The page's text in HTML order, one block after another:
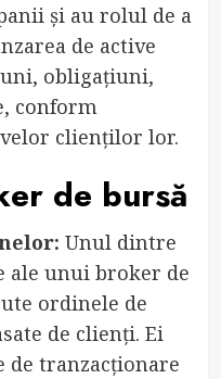
și au rolul de a
de active
obligațiuni,
conform
clienților lor.
de bursă
Unul dintre
unui broker de
ordinele de
de clienți. Ei
de tranzacționare